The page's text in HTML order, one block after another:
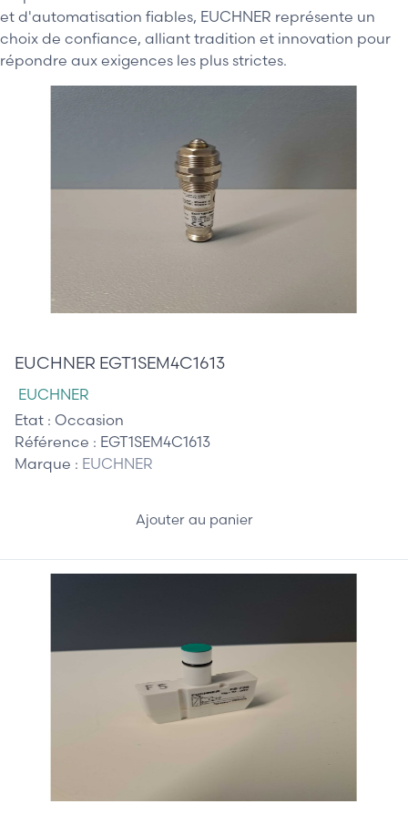
et d'automatisation fiables, EUCHNER représente un
choix de confiance, alliant tradition et innovation pour
répondre aux exigences les plus strictes.
EUCHNER EGT1SEM4C1613
EUCHNER
Etat : Occasion
Référence : EGT1SEM4C1613
Marque : EUCHNER
Ajouter au panier